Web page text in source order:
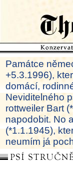
Památce
+5.3.1996),
domácí,
Neviditelného
rottweiler Bart
napodobit. No
(*1.1.1945),
neumím já